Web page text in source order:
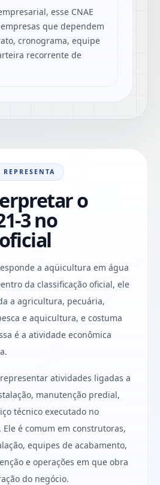
esse CNAE
que dependem
cronograma, equipe
recorrente de
o
3 no
a aqüicultura em água
da classificação oficial, ele
a agricultura, pecuária,
e aquicultura, e costuma
é a atividade econômica
representar atividades ligadas a
manutenção predial,
técnico executado no
é comum em construtoras,
equipes de acabamento,
e operações em que obra
do negócio.